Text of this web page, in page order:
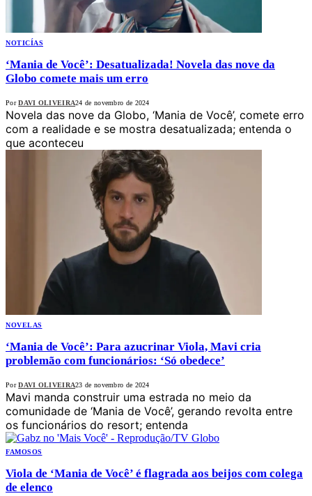
NOTICÍAS
‘Mania de Você’: Desatualizada! Novela das nove da
Globo comete mais um erro
Por DAVI OLIVEIRA24 de novembro de 2024
Novela das nove da Globo, ‘Mania de Você’, comete erro
com a realidade e se mostra desatualizada; entenda o
que aconteceu
NOVELAS
‘Mania de Você’: Para azucrinar Viola, Mavi cria
problemão com funcionários: ‘Só obedece’
Por DAVI OLIVEIRA23 de novembro de 2024
Mavi manda construir uma estrada no meio da
comunidade de ‘Mania de Você’, gerando revolta entre
os funcionários do resort; entenda
FAMOSOS
Viola de ‘Mania de Você’ é flagrada aos beijos com colega
de elenco